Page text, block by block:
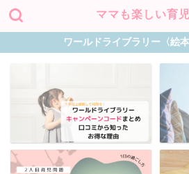
ママも楽しい育
ワールドライブラリー〈絵